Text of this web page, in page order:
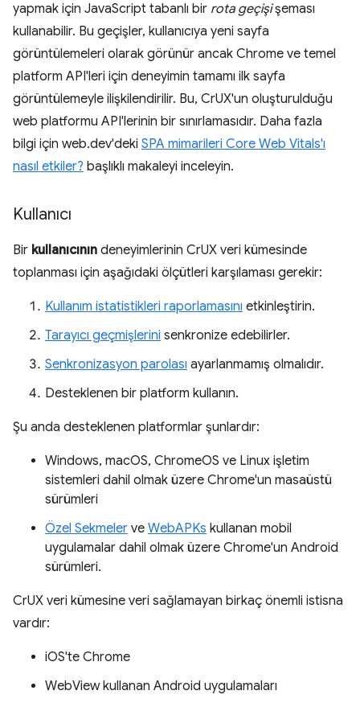
yapmak için JavaScript tabanlı bir rota geçişişeması
kullanabilir. Bu geçişler, kullanıcıya yeni sayfa
görüntülemeleri olarak görünür ancak Chrome ve temel
platform API'leri için deneyimin tamamı ilk sayfa
görüntülemeyle ilişkilendirilir. Bu, CrUX'un oluşturulduğu
web platformu API'lerinin bir sınırlamasıdır. Daha fazla
bilgi için web.dev'deki SPA mimarileri Core Web Vitals'ı
nasıl etkiler? başlıklı makaleyi inceleyin.
Kullanıcı
Bir kullanıcının deneyimlerinin CrUX veri kümesinde
toplanması için aşağıdaki ölçütleri karşılaması gerekir:
Kullanım istatistikleri raporlamasını etkinleştirin.
Tarayıcı geçmişlerini senkronize edebilirler.
Senkronizasyon parolası ayarlanmamış olmalıdır.
Desteklenen bir platform kullanın.
Şu anda desteklenen platformlar şunlardır:
Windows, macOS, ChromeOS ve Linux işletim
sistemleri dahil olmak üzere Chrome'un masaüstü
sürümleri
Özel Sekmeler ve WebAPKs kullanan mobil
uygulamalar dahil olmak üzere Chrome'un Android
sürümleri.
CrUX veri kümesine veri sağlamayan birkaç önemli istisna
vardır:
iOS'te Chrome
WebView kullanan Android uygulamaları